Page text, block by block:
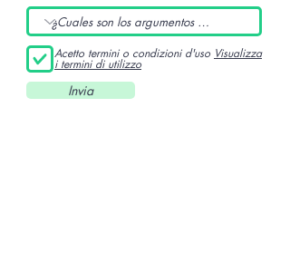
Acetto termini o condizioni d'uso Visualizza
i termini di utilizzo
Invia